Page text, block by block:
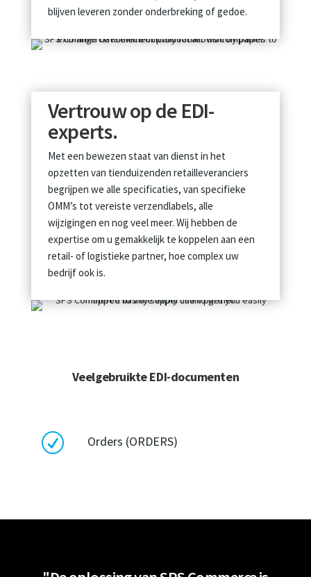
blijven leveren zonder onderbreking of gedoe.
Vertrouw op de EDI-
experts.
Met een bewezen staat van dienst in het
opzetten van tienduizenden retailleveranciers
begrijpen we alle specificaties, van specifieke
OMM’s tot vereiste verzendlabels, alle
wijzigingen en nog veel meer. Wij hebben de
expertise om u gemakkelijk te koppelen aan een
retail- of logistieke partner, hoe complex uw
bedrijf ook is.
Veelgebruikte EDI-documenten
R Orders (ORDERS)